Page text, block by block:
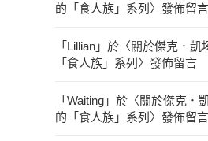
的「食人族」系列 〉發佈留言
「 Lillian 」於〈關於傑克．凱
「食人族」系列 〉發佈留言
「 Waiting 」於〈關於傑克．
的「食人族」系列 〉發佈留言